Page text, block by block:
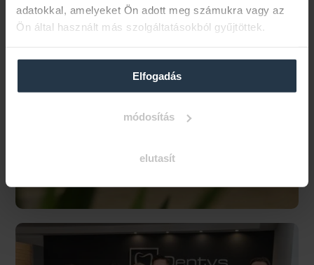
adatokkal, amelyeket Ön adott meg számukra vagy az
Ön által használt más szolgáltatásokból gyűjtöttek.
Elfogadás
módosítás
elutasít